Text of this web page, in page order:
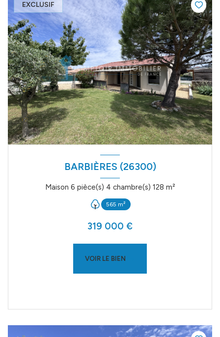
EXCLUSIF
BARBIÈRES (26300)
Maison 6 pièce(s) 4 chambre(s) 128 m²
565 m²
319 000 €
VOIR LE BIEN